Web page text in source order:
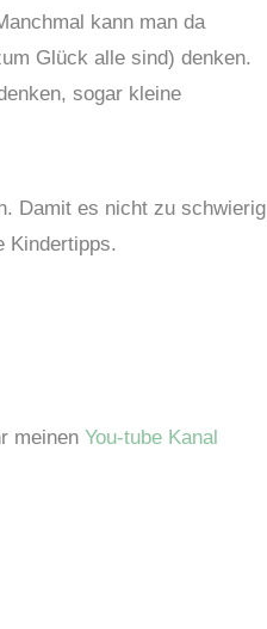
kann man da
Glück alle sind) denken.
sogar kleine
Damit es nicht zu schwierig
Kindertipps.
meinenYou-tube Kanal